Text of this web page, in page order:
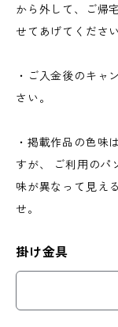
から外して、ご帰
せてあげてくださ
・ご入金後のキャ
さい。
・掲載作品の色味
すが、 ご利用のパ
味が異なって見え
せ。
掛け金具